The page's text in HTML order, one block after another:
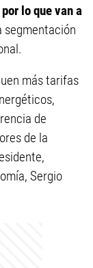
lo que van a
segmentación
más tarifas
de
de la
Sergio